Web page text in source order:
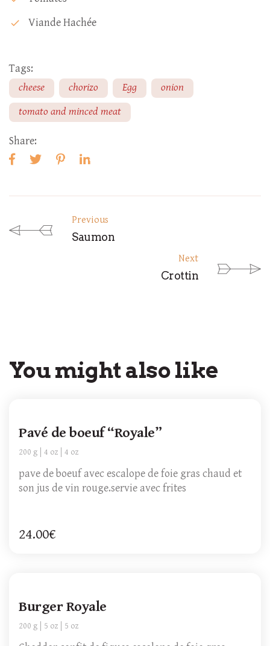
check Viande Hachée
Tags:
cheese
chorizo Egg
onion
tomato and minced meat
Share:
Previous
Saumon
Next
Crottin
You might also like
Pavé de boeuf “Royale”
200 g 4 oz 4 oz
pave de boeuf avec escalope de foie gras chaud et
son jus de vin rouge.servie avec frites
24.00€
Burger Royale
200 g 5 oz 5 oz